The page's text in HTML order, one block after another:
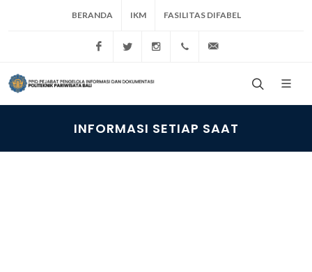
BERANDA IKM FASILITAS DIFABEL
Politeknik Pariwisata Bali
Poltekpar BaliPoltekparbali+62 361 773537
INFORMASI SETIAP SAAT